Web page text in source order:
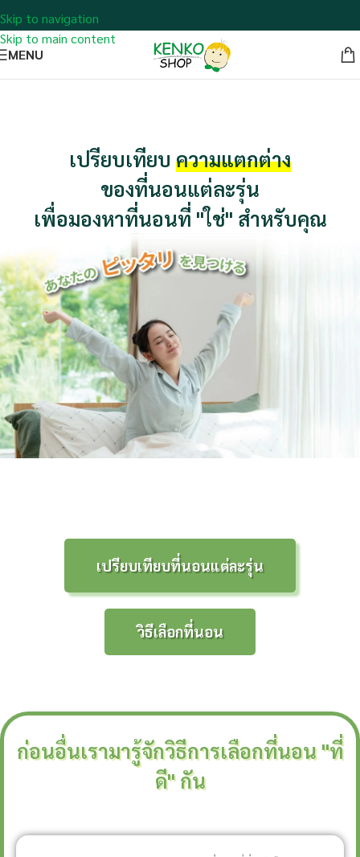
Skip to navigation
Skip to main content
MENU
เปรียบเทียบ ความแตกต่าง
ของที่นอนแต่ละรุ่น
เพื่อมองหาที่นอนที่ "ใช่" สำหรับคุณ
เปรียบเทียบที่นอนแต่ละรุ่น
วิธีเลือกที่นอน
ก่อนอื่นเรามารู้จักวิธีการเลือกที่นอน "ที่
ดี" กัน